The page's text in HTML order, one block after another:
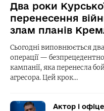
Два роки
перенесення
злам планів
Сьогодні виповнюється
операції —
кампанії, яка перенесла
агресора. Цей крок…
Актор і